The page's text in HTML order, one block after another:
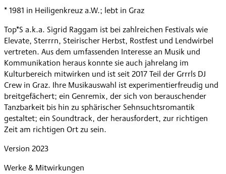
* 1981 in Heiligenkreuz a.W.; lebt in Graz
Top*S a.k.a. Sigrid Raggam ist bei zahlreichen Festivals wie
Elevate, Sterrrn, Steirischer Herbst, Rostfest und Lendwirbel
vertreten. Aus dem umfassenden Interesse an Musik und
Kommunikation heraus konnte sie auch jahrelang im
Kulturbereich mitwirken und ist seit 2017 Teil der Grrrls DJ
Crew in Graz. Ihre Musikauswahl ist experimentierfreudig und
breitgefächert; ein Genremix, der sich von berauschender
Tanzbarkeit bis hin zu sphärischer Sehnsuchtsromantik
gestaltet; ein Soundtrack, der herausfordert, zur richtigen
Zeit am richtigen Ort zu sein.
Version 2023
Werke & Mitwirkungen